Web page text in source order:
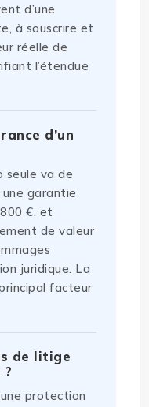
d’une
à souscrire et
réelle de
l’étendue
d’un
seule va de
garantie
€, et
de valeur
juridique. La
facteur
de litige
protection